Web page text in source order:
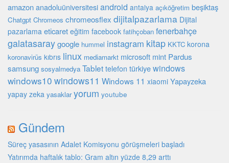
amazon anadoluüniversitesi android antalya açıköğretim beşiktaş
Chatgpt Chromeos chromeosflex dijitalpazarlama Dijital
pazarlama eticaret eğitim facebook fatihçoban fenerbahçe
galatasaraygoogle hummel instagram kitap KKTC korona
koronavirüs kıbrıs linux mediamarkt microsoft mint Pardus
samsung sosyalmedya Tablet telefon türkiyewindows
windows10 windows11 Windows 11 xiaomi Yapayzeka
yapay zeka yasaklar yorum youtube
Gündem
Süreç yasasının Adalet Komisyonu görüşmeleri başladı
Yatırımda haftalık tablo: Gram altın yüzde 8,29 arttı